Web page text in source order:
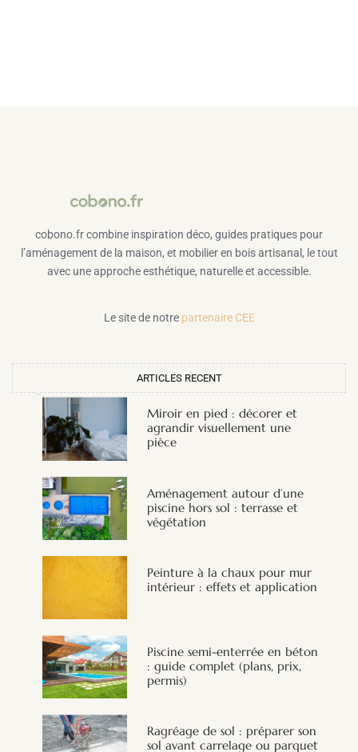
cobono.fr combine inspiration déco, guides pratiques pour
l’aménagement de la maison, et mobilier en bois artisanal, le tout
avec une approche esthétique, naturelle et accessible.
Le site de notre partenaire CEE
ARTICLES RECENT
Miroir en pied : décorer et
agrandir visuellement une
pièce
Aménagement autour d’une
piscine hors sol : terrasse et
végétation
Peinture à la chaux pour mur
intérieur : effets et application
Piscine semi-enterrée en béton
: guide complet (plans, prix,
permis)
Ragréage de sol : préparer son
sol avant carrelage ou parquet